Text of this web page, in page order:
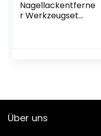
Nagellackentferne
r Werkzeugset
Nagelhautschaber
Nagelbürste,
Über uns